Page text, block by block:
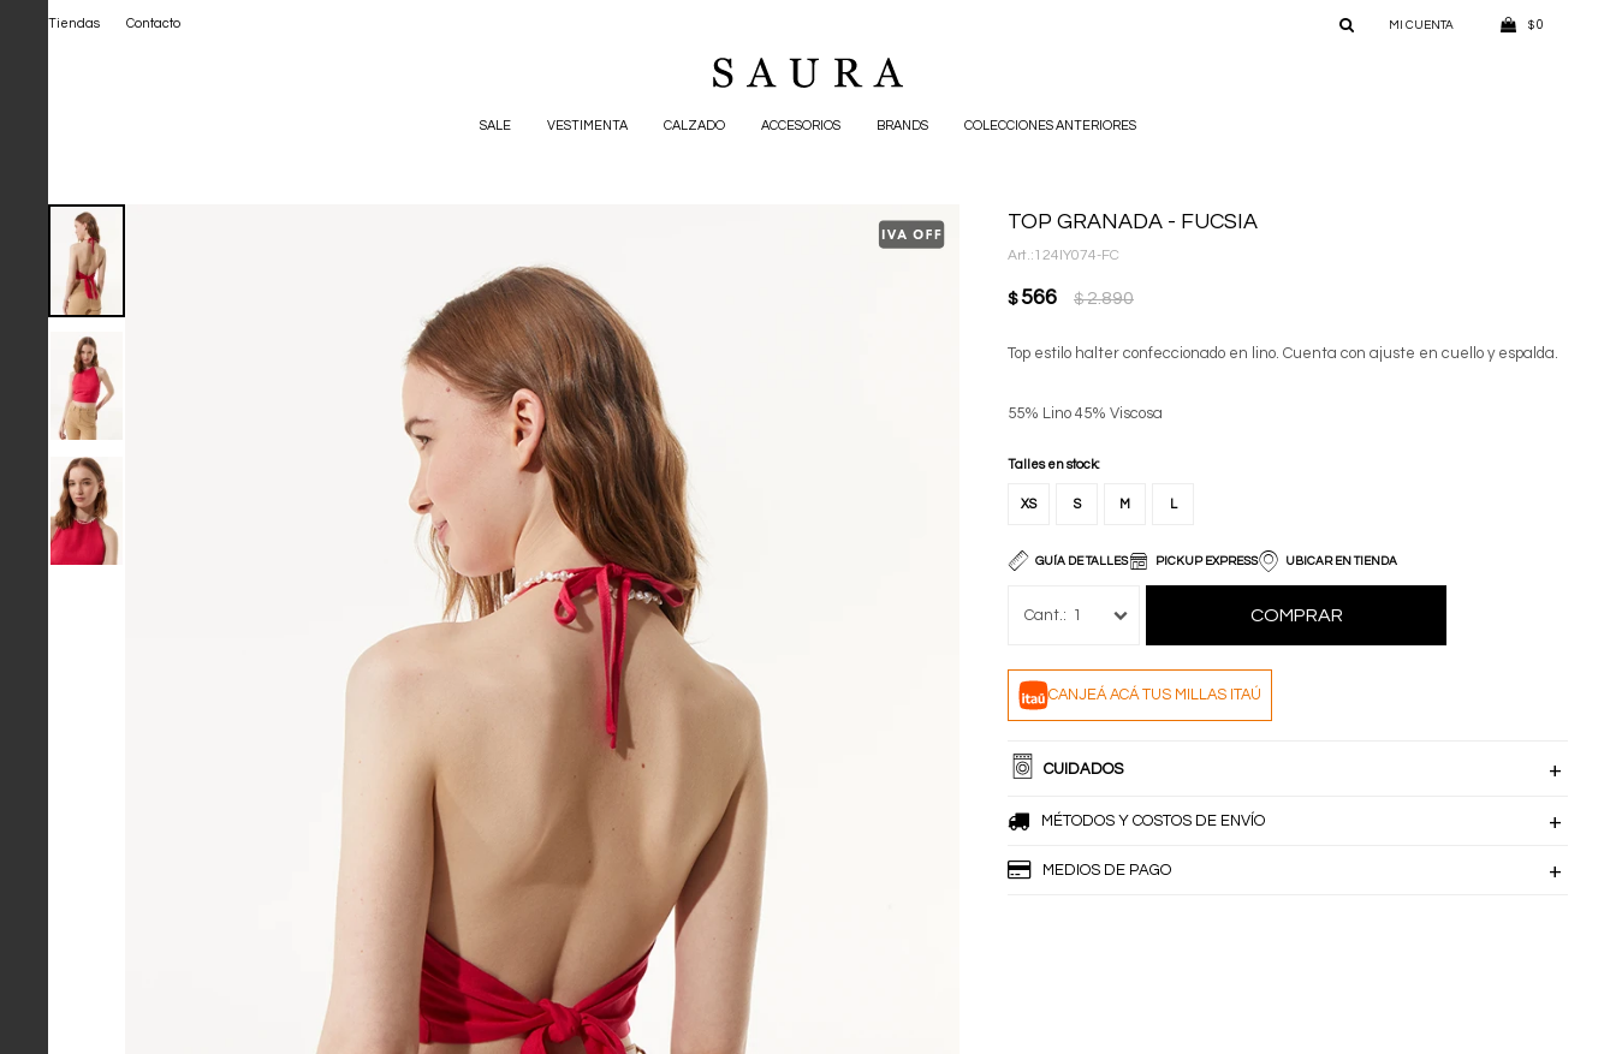
SALE VESTIMENTA CALZADO ACCESORIOS BRANDS COLECCIONES ANTERIORES
$ 0
Tiendas Contacto
TOP GRANADA - FUCSIA
124IY074-FC
$ 566 $ 2.890
Top estilo halter confeccionado en lino. Cuenta con ajuste en cuello y espalda.
55% Lino 45% Viscosa
Talles en stock:
XS S M L
GUÍA DE TALLES PICKUP EXPRESS UBICAR EN TIENDA
1 COMPRAR
CANJEÁ ACÁ TUS MILLAS ITAÚ
CUIDADOS
MÉTODOS Y COSTOS DE ENVÍO
MEDIOS DE PAGO